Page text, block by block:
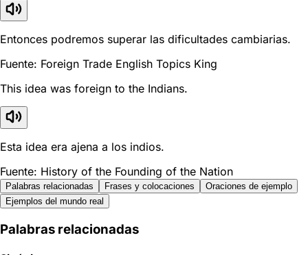
Entonces podremos superar las dificultades cambiarias.
Fuente: Foreign Trade English Topics King
This idea was foreign to the Indians.
Esta idea era ajena a los indios.
Fuente: History of the Founding of the Nation
Palabras relacionadas Frases y colocaciones
Oraciones de ejemplo
Ejemplos del mundo real
Palabras relacionadas